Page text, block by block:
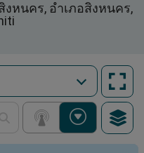
งหนคร, อำเภอสิงหนคร,